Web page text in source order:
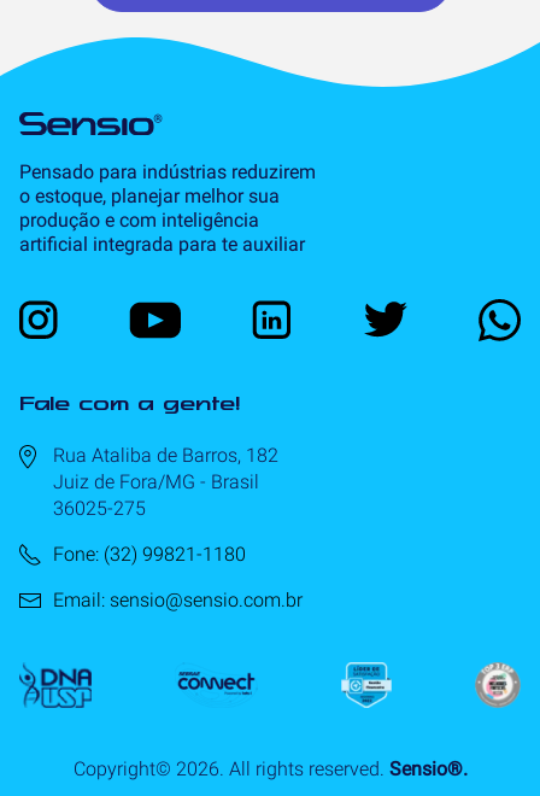
Pensado para indústrias reduzirem
o estoque, planejar melhor sua
produção e com inteligência
artificial integrada para te auxiliar
Fale com a gente!
Rua Ataliba de Barros, 182
Juiz de Fora/MG - Brasil
36025-275
Fone: (32) 99821-1180
Email: sensio@sensio.com.br
Copyright© 2026. All rights reserved. Sensio®.